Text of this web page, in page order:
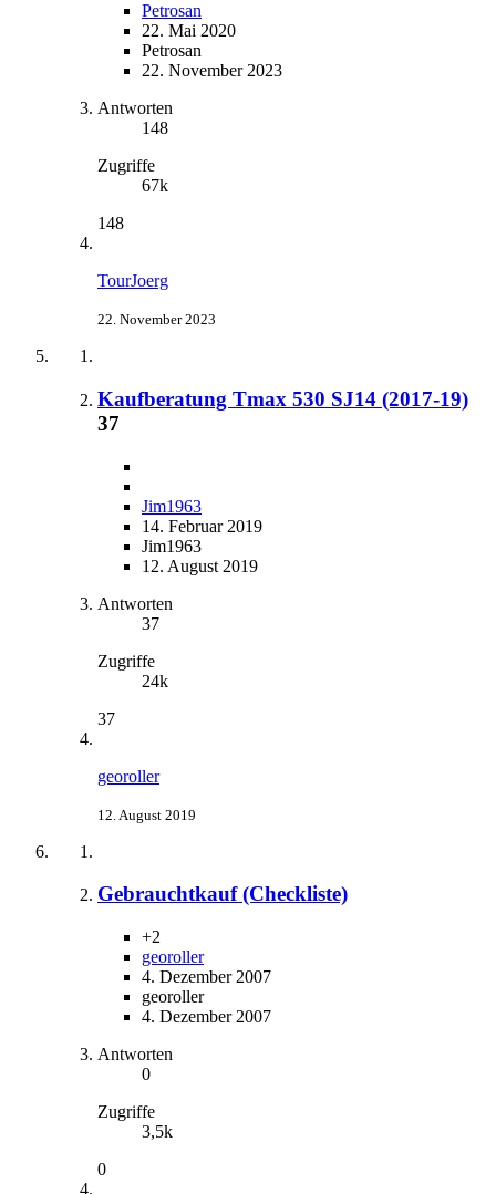
Petrosan
22. Mai 2020
Petrosan
22. November 2023
Antworten
148
Zugriffe
67k
148
TourJoerg
22. November 2023
Kaufberatung Tmax 530 SJ14 (2017-19)
37
Jim1963
14. Februar 2019
Jim1963
12. August 2019
Antworten
37
Zugriffe
24k
37
georoller
12. August 2019
Gebrauchtkauf (Checkliste)
+2
georoller
4. Dezember 2007
georoller
4. Dezember 2007
Antworten
0
Zugriffe
3,5k
0